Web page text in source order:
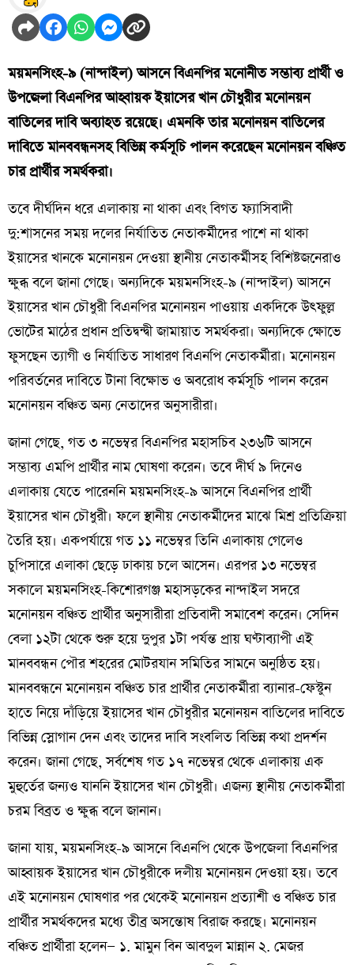
ময়মনসিংহ-৯ (নান্দাইল) আসনে বিএনপির মনোনীত সম্ভাব্য প্রার্থী ও
উপজেলা বিএনপির আহ্বায়ক ইয়াসের খান চৌধুরীর মনোনয়ন
বাতিলের দাবি অব্যাহত রয়েছে। এমনকি তার মনোনয়ন বাতিলের
দাবিতে মানববন্ধনসহ বিভিন্ন কর্মসূচি পালন করেছেন মনোনয়ন বঞ্চিত
চার প্রার্থীর সমর্থকরা।
তবে দীর্ঘদিন ধরে এলাকায় না থাকা এবং বিগত ফ্যাসিবাদী
দু:শাসনের সময় দলের নির্যাতিত নেতাকর্মীদের পাশে না থাকা
ইয়াসের খানকে মনোনয়ন দেওয়া স্থানীয় নেতাকর্মীসহ বিশিষ্টজনেরাও
ক্ষুব্ধ বলে জানা গেছে। অন্যদিকে ময়মনসিংহ-৯ (নান্দাইল) আসনে
ইয়াসের খান চৌধুরী বিএনপির মনোনয়ন পাওয়ায় একদিকে উৎফুল্ল
ভোটের মাঠের প্রধান প্রতিদ্বন্দ্বী জামায়াত সমর্থকরা। অন্যদিকে ক্ষোভে
ফুসছেন ত্যাগী ও নির্যাতিত সাধারণ বিএনপি নেতাকর্মীরা। মনোনয়ন
পরিবর্তনের দাবিতে টানা বিক্ষোভ ও অবরোধ কর্মসূচি পালন করেন
মনোনয়ন বঞ্চিত অন্য নেতাদের অনুসারীরা।
জানা গেছে, গত ৩ নভেম্বর বিএনপির মহাসচিব ২৩৬টি আসনে
সম্ভাব্য এমপি প্রার্থীর নাম ঘোষণা করেন। তবে দীর্ঘ ৯ দিনেও
এলাকায় যেতে পারেননি ময়মনসিংহ-৯ আসনে বিএনপির প্রার্থী
ইয়াসের খান চৌধুরী। ফলে স্থানীয় নেতাকর্মীদের মাঝে মিশ্র প্রতিক্রিয়া
তৈরি হয়। একপর্যায়ে গত ১১ নভেম্বর তিনি এলাকায় গেলেও
চুপিসারে এলাকা ছেড়ে ঢাকায় চলে আসেন। এরপর ১৩ নভেম্বর
সকালে ময়মনসিংহ-কিশোরগঞ্জ মহাসড়কের নান্দাইল সদরে
মনোনয়ন বঞ্চিত প্রার্থীর অনুসারীরা প্রতিবাদী সমাবেশ করেন। সেদিন
বেলা ১২টা থেকে শুরু হয়ে দুপুর ১টা পর্যন্ত প্রায় ঘণ্টাব্যাপী এই
মানববন্ধন পৌর শহরের মোটরযান সমিতির সামনে অনুষ্ঠিত হয়।
মানববন্ধনে মনোনয়ন বঞ্চিত চার প্রার্থীর নেতাকর্মীরা ব্যানার-ফেস্টুন
হাতে নিয়ে দাঁড়িয়ে ইয়াসের খান চৌধুরীর মনোনয়ন বাতিলের দাবিতে
বিভিন্ন স্লোগান দেন এবং তাদের দাবি সংবলিত বিভিন্ন কথা প্রদর্শন
করেন। জানা গেছে, সর্বশেষ গত ১৭ নভেম্বর থেকে এলাকায় এক
মুহুর্তের জন্যও যাননি ইয়াসের খান চৌধুরী। এজন্য স্থানীয় নেতাকর্মীরা
চরম বিব্রত ও ক্ষুব্ধ বলে জানান।
জানা যায়, ময়মনসিংহ-৯ আসনে বিএনপি থেকে উপজেলা বিএনপির
আহ্বায়ক ইয়াসের খান চৌধুরীকে দলীয় মনোনয়ন দেওয়া হয়। তবে
এই মনোনয়ন ঘোষণার পর থেকেই মনোনয়ন প্রত্যাশী ও বঞ্চিত চার
প্রার্থীর সমর্থকদের মধ্যে তীব্র অসন্তোষ বিরাজ করছে। মনোনয়ন
বঞ্চিত প্রার্থীরা হলেন— ১. মামুন বিন আবদুল মান্নান ২. মেজর